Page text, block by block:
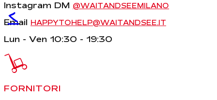
<
Instagram DM @WAITANDSEEMILANO
Email HAPPYTOHELP@WAITANDSEE.IT
Lun - Ven 10:30 - 19:30
FORNITORI